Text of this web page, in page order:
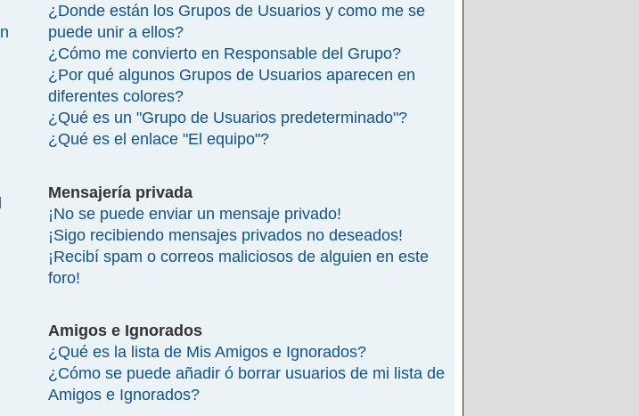
¿Donde están los Grupos de Usuarios y como me se
puede unir a ellos?
¿Cómo me convierto en Responsable del Grupo?
¿Por qué algunos Grupos de Usuarios aparecen en
diferentes colores?
¿Qué es un "Grupo de Usuarios predeterminado"?
¿Qué es el enlace "El equipo"?
Mensajería privada
¡No se puede enviar un mensaje privado!
¡Sigo recibiendo mensajes privados no deseados!
¡Recibí spam o correos maliciosos de alguien en este
foro!
Amigos e Ignorados
¿Qué es la lista de Mis Amigos e Ignorados?
¿Cómo se puede añadir ó borrar usuarios de mi lista de
Amigos e Ignorados?